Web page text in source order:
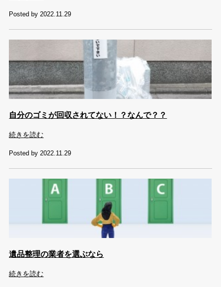
Posted by 2022.11.29
自分のゴミが回収されてない！？なんで？？
続きを読む
Posted by 2022.11.29
遺品整理の業者を選ぶなら
続きを読む